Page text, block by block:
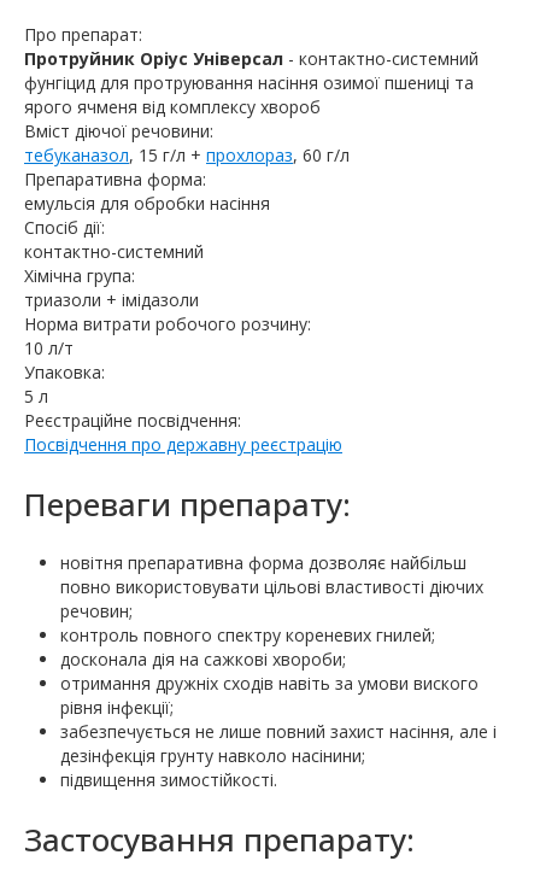
Про препарат:
Протруйник Оріус Універсал - контактно-системний
фунгіцид для протруювання насіння озимої пшениці та
ярого ячменя від комплексу хвороб
Вміст діючої речовини:
тебуканазол, 15 г/л + прохлораз, 60 г/л
Препаративна форма:
емульсія для обробки насіння
Спосіб дії:
контактно-системний
Хімічна група:
триазоли + імідазоли
Норма витрати робочого розчину:
10 л/т
Упаковка:
5 л
Реєстраційне посвідчення:
Посвідчення про державну реєстрацію
Переваги препарату:
новітня препаративна форма дозволяє найбільш
повно використовувати цільові властивості діючих
речовин;
контроль повного спектру кореневих гнилей;
досконала дія на сажкові хвороби;
отримання дружніх сходів навіть за умови виского
рівня інфекції;
забезпечується не лише повний захист насіння, але і
дезінфекція грунту навколо насінини;
підвищення зимостійкості.
Застосування препарату: